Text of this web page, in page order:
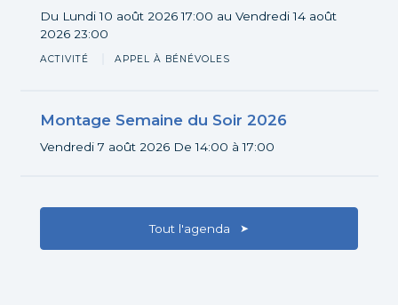
Du Lundi 10 août 2026 17:00 au Vendredi 14 août
2026 23:00
ACTIVITÉ APPEL À BÉNÉVOLES
Montage Semaine du Soir 2026
Vendredi 7 août 2026 De 14:00 à 17:00
Tout l'agenda